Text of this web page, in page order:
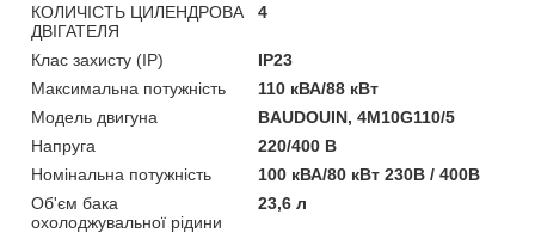
КОЛИЧІСТЬ ЦИЛЕНДРОВА
ДВІГАТЕЛЯ
4
Клас захисту (IP)
IP23
Максимальна потужність
110 кВА/88 кВт
Модель двигуна
BAUDOUIN, 4M10G110/5
Напруга
220/400 В
Номінальна потужність
100 кВА/80 кВт 230В / 400В
Об'єм бака
охолоджувальної рідини
23,6 л